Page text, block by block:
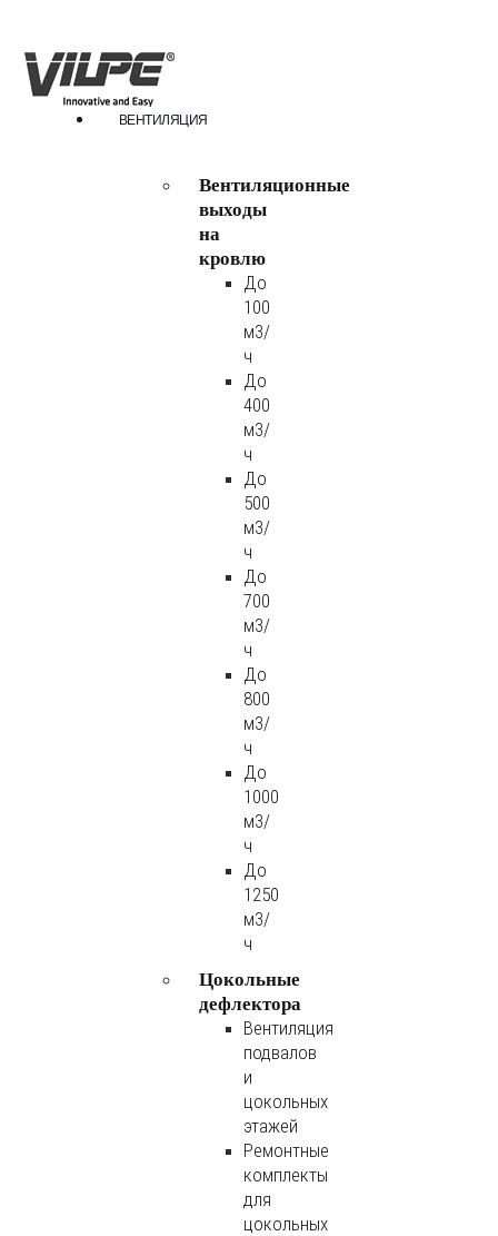
ВЕНТИЛЯЦИЯ
Вентиляционные
выходы
на
кровлю
До
100
м3/
ч
До
400
м3/
ч
До
500
м3/
ч
До
700
м3/
ч
До
800
м3/
ч
До
1000
м3/
ч
До
1250
м3/
ч
Цокольные
дефлектора
Вентиляция
подвалов
и
цокольных
этажей
Ремонтные
комплекты
для
цокольных